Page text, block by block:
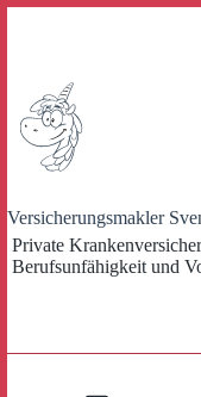
Versicherungsmakler
Private
Berufsunfähigkeit und